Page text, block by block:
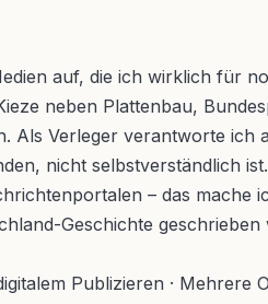
auf, die ich wirklich für
neben Plattenbau,
Verleger verantworte ich
nicht selbstverständlich
– das mache
Geschichte geschrieben
Publizieren · Mehrere